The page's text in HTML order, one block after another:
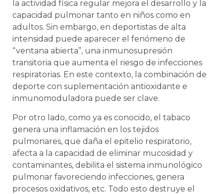
la actividad física regular mejora el desarrollo y la
capacidad pulmonar tanto en niños como en
adultos. Sin embargo, en deportistas de alta
intensidad puede aparecer el fenómeno de
“ventana abierta”, una inmunosupresión
transitoria que aumenta el riesgo de infecciones
respiratorias. En este contexto, la combinación de
deporte con suplementación antioxidante e
inmunomoduladora puede ser clave.
Por otro lado, como ya es conocido, el tabaco
genera una inflamación en los tejidos
pulmonares, que daña el epitelio respiratorio,
afecta a la capacidad de eliminar mucosidad y
contaminantes, debilita el sistema inmunológico
pulmonar favoreciendo infecciones, genera
procesos oxidativos, etc. Todo esto destruye el